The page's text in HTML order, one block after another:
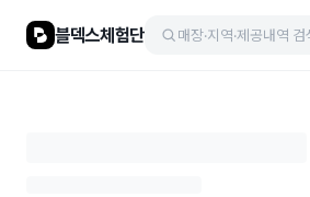
블덱스체험단 매장·지역·제공내역 검